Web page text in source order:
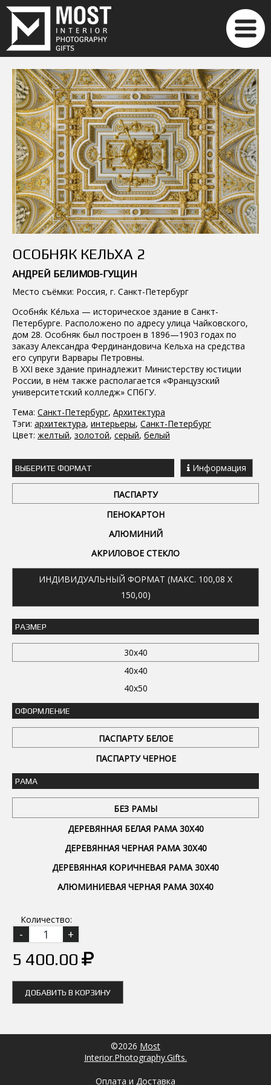
ОСОБНЯК КЕЛЬХА 2
АНДРЕЙ БЕЛИМОВ-ГУЩИН
Место съёмки: Россия, г. Санкт-Петербург
Особня́к Ке́льха — историческое здание в Санкт-
Петербурге. Расположено по адресу улица Чайковского,
дом 28. Особняк был построен в 1896—1903 годах по
заказу Александра Фердинандовича Кельха на средства
его супруги Варвары Петровны.
В XXI веке здание принадлежит Министерству юстиции
России, в нём также располагается «Французский
университетский колледж» СПбГУ.
Тема: Санкт-Петербург, Архитектура
Тэги: архитектура, интерьеры, Санкт-Петербург
Цвет: желтый, золотой, серый, белый
ВЫБЕРИТЕ ФОРМАТ Информация
ПАСПАРТУ
ПЕНОКАРТОН
АЛЮМИНИЙ
АКРИЛОВОЕ СТЕКЛО
ИНДИВИДУАЛЬНЫЙ ФОРМАТ (МАКС. 100,08 X
150,00)
РАЗМЕР
30x40
40x40
40x50
ОФОРМЛЕНИЕ
ПАСПАРТУ БЕЛОЕ
ПАСПАРТУ ЧЕРНОЕ
РАМА
БЕЗ РАМЫ
ДЕРЕВЯННАЯ БЕЛАЯ РАМА 30Х40
ДЕРЕВЯННАЯ ЧЕРНАЯ РАМА 30Х40
ДЕРЕВЯННАЯ КОРИЧНЕВАЯ РАМА 30Х40
АЛЮМИНИЕВАЯ ЧЕРНАЯ РАМА 30Х40
Количество:
5 400.00
ДОБАВИТЬ В КОРЗИНУ
©2026 Most
Interior.Photography.Gifts.
Оплата и Доставка